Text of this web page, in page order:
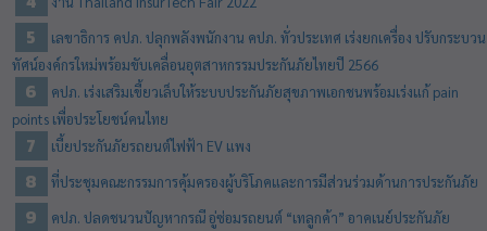
เลขาธิการ คปภ. ปลุกพลังพนักงาน คปภ. ทั่วประเทศ เร่งยกเครื่อง ปรับกระบวน
ทัศน์องค์กรใหม่พร้อมขับเคลื่อนอุตสาหกรรมประกันภัยไทยปี 2566
คปภ. เร่งเสริมเขี้ยวเล็บให้ระบบประกันภัยสุขภาพเอกชนพร้อมเร่งแก้ pain
points เพื่อประโยชน์คนไทย
เบี้ยประกันภัยรถยนต์ไฟฟ้า EV แพง
ที่ประชุมคณะกรรมการคุ้มครองผู้บริโภคและการมีส่วนร่วมด้านการประกันภัย
คปภ. ปลดชนวนปัญหากรณี อู่ซ่อมรถยนต์ “เทลูกค้า” อาคเนย์ประกันภัย